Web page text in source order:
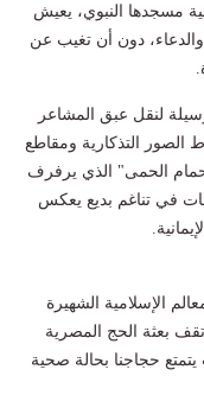
مسجدها النبوي، يعيش
والدعاء، دون أن تغيب عن
لنقل عبق المشاعر
الصور التذكارية ومقاطع
الحمى" الذي يرفرف
في تناغم بديع يعكس
الإسلامية الشهيرة
بعثة الحج المصرية
حجاجنا بحالة صحية